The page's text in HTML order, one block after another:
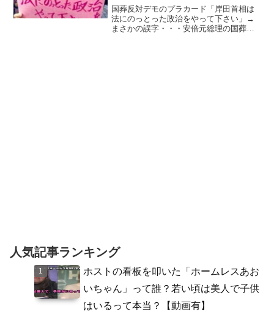
の誤字・・・
国葬反対デモのプラカード「岸田首相は
法にのっとった政治をやって下さい」→
まさかの誤字・・・安倍元総理の国葬反
人気記事ランキング
ホストの看板を叩いた「ホームレスあお
いちゃん」って誰？若い頃は美人で子供
はいるって本当？【動画有】